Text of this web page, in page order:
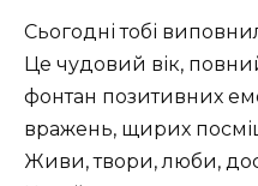
Сьогодні тобі
Це чудовий вік,
фонтан позитивних
вражень, щирих
Живи, твори, люби,